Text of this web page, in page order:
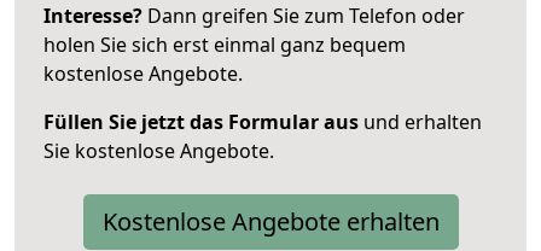
Interesse? Dann greifen Sie zum Telefon oder
holen Sie sich erst einmal ganz bequem
kostenlose Angebote.
Füllen Sie jetzt das Formular aus und erhalten
Sie kostenlose Angebote.
Kostenlose Angebote erhalten